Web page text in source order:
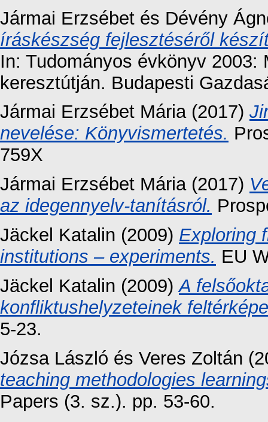
Jármai Erzsébet és Dévény
íráskészség fejlesztéséről
In: Tudományos évkönyv
keresztútján. Budapesti
Jármai Erzsébet Mária(2017)
nevelése: Könyvismertetés.
759X
Jármai Erzsébet Mária(2017)
az idegennyelv-tanításról.
Jäckel Katalin (2009) Exploring
institutions – experiments. EU
Jäckel Katalin (2009)A
konfliktushelyzeteinek
5-23.
Józsa László és Veres Zoltán
teaching methodologies
Papers (3. sz.). pp. 53-60.